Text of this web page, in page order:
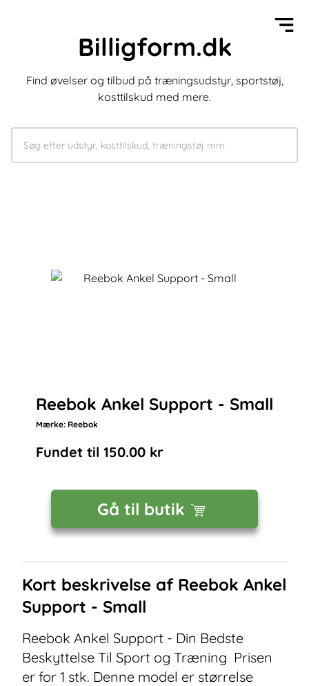
Billigform.dk
Find øvelser og tilbud på træningsudstyr, sportstøj,
kosttilskud med mere.
Reebok Ankel Support - Small
Mærke: Reebok
Fundet til 150.00 kr
Gå til butik
Kort beskrivelse af Reebok Ankel
Support - Small
Reebok Ankel Support - Din Bedste
Beskyttelse Til Sport og Træning Prisen
er for 1 stk. Denne model er størrelse